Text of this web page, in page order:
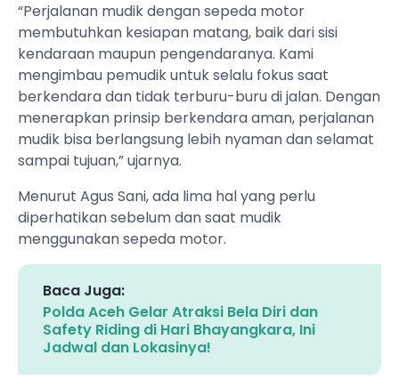
“Perjalanan mudik dengan sepeda motor
membutuhkan kesiapan matang, baik dari sisi
kendaraan maupun pengendaranya. Kami
mengimbau pemudik untuk selalu fokus saat
berkendara dan tidak terburu-buru di jalan. Dengan
menerapkan prinsip berkendara aman, perjalanan
mudik bisa berlangsung lebih nyaman dan selamat
sampai tujuan,” ujarnya.
Menurut Agus Sani, ada lima hal yang perlu
diperhatikan sebelum dan saat mudik
menggunakan sepeda motor.
Baca Juga:
Polda Aceh Gelar Atraksi Bela Diri dan
Safety Riding di Hari Bhayangkara, Ini
Jadwal dan Lokasinya!